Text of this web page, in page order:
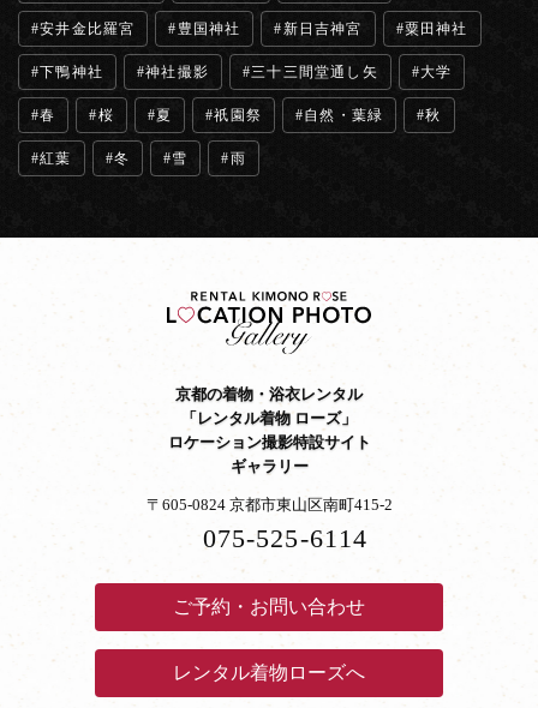
安井金比羅宮 豊国神社 新日吉神宮 粟田神社
下鴨神社 神社撮影 三十三間堂通し矢 大学
春 桜 夏 祇園祭 自然・葉緑 秋
紅葉 冬 雪 雨
京都の着物・浴衣レンタル
「レンタル着物 ローズ」
ロケーション撮影特設サイト
ギャラリー
〒605-0824 京都市東山区南町415-2
075-525-6114
ご予約・お問い合わせ
レンタル着物ローズへ